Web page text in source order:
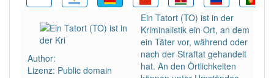
Häufigkeit: 6 von 10
Wörter mit Endung : 1
Wörter mit Endung-tatort
aber mit einem anderen
Author:
Lizenz: Public domain
Ein Tatort (TO) ist in der
Kriminalistik ein Ort, an dem
ein Täter vor, während oder
nach der Straftat gehandelt
hat. An den Örtlichkeiten